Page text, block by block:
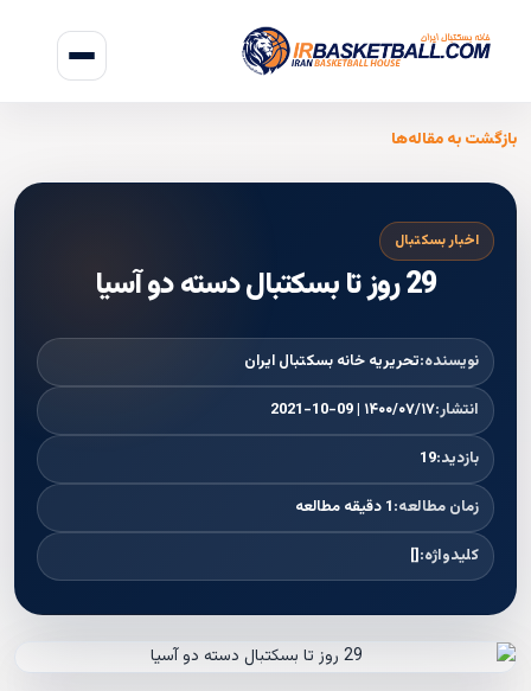
بازگشت به مقاله‌ها
اخبار بسکتبال
29 روز تا بسکتبال دسته دو آسیا
نویسنده:تحریریه خانه بسکتبال ایران
انتشار:۱۴۰۰/۰۷/۱۷ | 2021-10-09
بازدید:19
زمان مطالعه:1 دقیقه مطالعه
کلیدواژه:[]